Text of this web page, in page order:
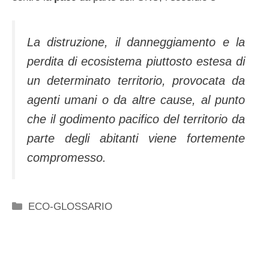
La distruzione, il danneggiamento e la
perdita di ecosistema piuttosto estesa di
un determinato territorio, provocata da
agenti umani o da altre cause, al punto
che il godimento pacifico del territorio da
parte degli abitanti viene fortemente
compromesso.
Categorie
ECO-GLOSSARIO